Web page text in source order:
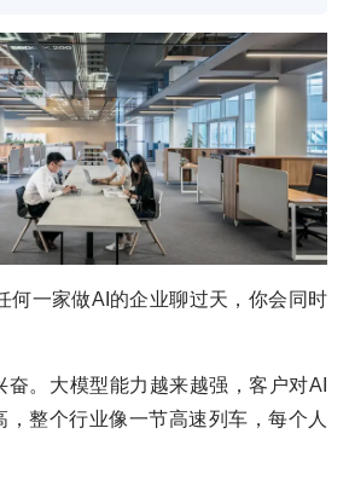
何一家做AI的企业聊过天，你会同时
。大模型能力越来越强，客户对AI
，整个行业像一节高速列车，每个人